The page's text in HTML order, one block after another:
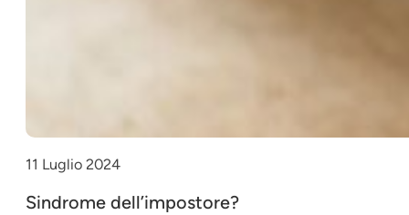
11 Luglio 2024
Sindrome dell’impostore?